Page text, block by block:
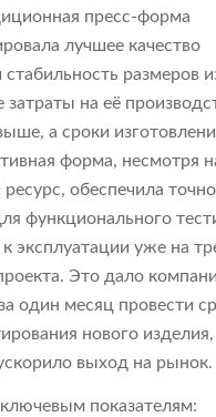
пресс-форма
лучшее качество
стабильность размеров
на её
а сроки
форма, несмотря
обеспечила
функционального
эксплуатации уже на
Это дало
один месяц провести
нового изделия,
выход на рынок.
показателям: